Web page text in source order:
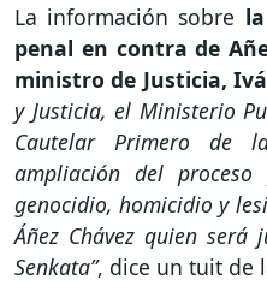
La información sobre
penal en contra de
ministro de Justicia,
y Justicia, el Ministerio
Cautelar Primero
ampliación del
genocidio, homicidio y
Áñez Chávez quien
Senkata”, dice un tuit de